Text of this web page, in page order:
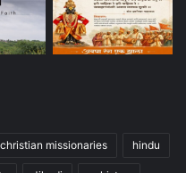
christian missionaries hindu